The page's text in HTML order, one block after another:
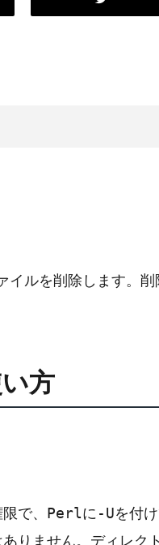
イルを削除します。
方
で、 Perlに -Uを付
りません。ディレク